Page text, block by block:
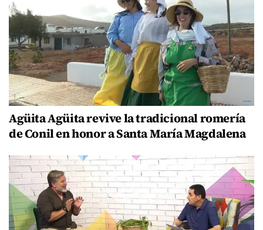
Agüita Agüita revive la tradicional romería
de Conil en honor a Santa María Magdalena